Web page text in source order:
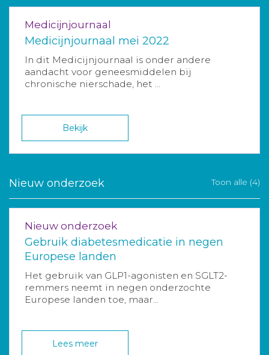
Medicijnjournaal
Medicijnjournaal mei 2022
In dit Medicijnjournaal is onder andere
aandacht voor geneesmiddelen bij
chronische nierschade, het ...
Bekijk
Nieuw onderzoek Toon alle (4)
Nieuw onderzoek
Gebruik diabetesmedicatie in negen
Europese landen
Het gebruik van GLP1-agonisten en SGLT2-
remmers neemt in negen onderzochte
Europese landen toe, maar...
Lees meer